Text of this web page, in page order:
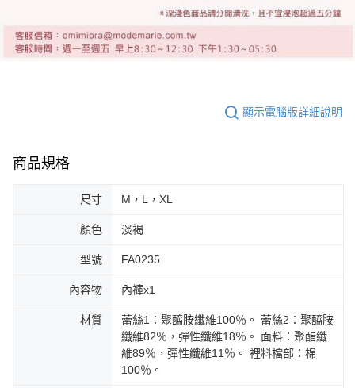
顯示電腦版詳細說明
商品規格
尺寸 M，L，XL
顏色 淡褐
型號 FA0235
內容物 內褲x1
材質
蕾絲1：聚醯胺纖維100％。 蕾絲2：聚醯胺
纖維82％，彈性纖維18％。 面料：聚酯纖
維89％，彈性纖維11％。 裡料檔部：棉
100％。